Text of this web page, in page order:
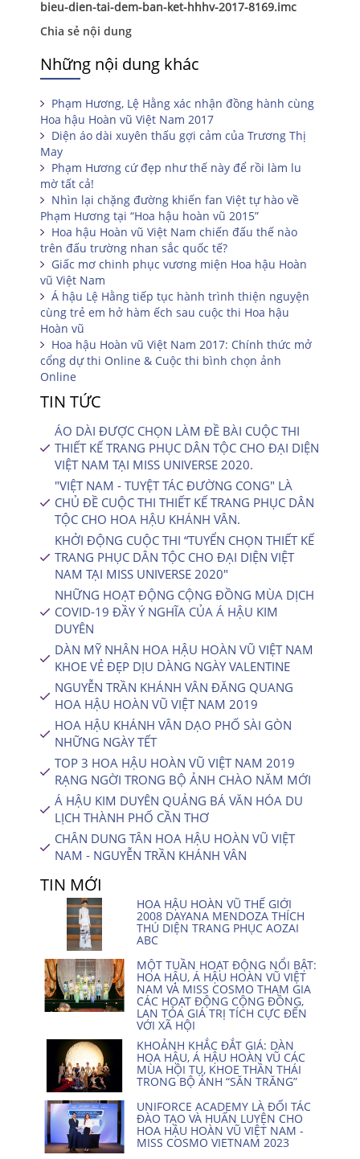
bieu-dien-tai-dem-ban-ket-hhhv-2017-8169.imc
Chia sẻ nội dung
Những nội dung khác
Phạm Hương, Lệ Hằng xác nhận đồng hành cùng
Hoa hậu Hoàn vũ Việt Nam 2017
Diện áo dài xuyên thấu gợi cảm của Trương Thị
May
Phạm Hương cứ đẹp như thế này để rồi làm lu
mờ tất cả!
Nhìn lại chặng đường khiến fan Việt tự hào về
Phạm Hương tại “Hoa hậu hoàn vũ 2015”
Hoa hậu Hoàn vũ Việt Nam chiến đấu thế nào
trên đấu trường nhan sắc quốc tế?
Giấc mơ chinh phục vương miện Hoa hậu Hoàn
vũ Việt Nam
Á hậu Lệ Hằng tiếp tục hành trình thiện nguyện
cùng trẻ em hở hàm ếch sau cuộc thi Hoa hậu
Hoàn vũ
Hoa hậu Hoàn vũ Việt Nam 2017: Chính thức mở
cổng dự thi Online & Cuộc thi bình chọn ảnh
Online
TIN TỨC
ÁO DÀI ĐƯỢC CHỌN LÀM ĐỀ BÀI CUỘC THI
THIẾT KẾ TRANG PHỤC DÂN TỘC CHO ĐẠI DIỆN
VIỆT NAM TẠI MISS UNIVERSE 2020.
"VIỆT NAM - TUYỆT TÁC ĐƯỜNG CONG" LÀ
CHỦ ĐỀ CUỘC THI THIẾT KẾ TRANG PHỤC DÂN
TỘC CHO HOA HẬU KHÁNH VÂN.
KHỞI ĐỘNG CUỘC THI “TUYỂN CHỌN THIẾT KẾ
TRANG PHỤC DÂN TỘC CHO ĐẠI DIỆN VIỆT
NAM TẠI MISS UNIVERSE 2020″
NHỮNG HOẠT ĐỘNG CỘNG ĐỒNG MÙA DỊCH
COVID-19 ĐẦY Ý NGHĨA CỦA Á HẬU KIM
DUYÊN
DÀN MỸ NHÂN HOA HẬU HOÀN VŨ VIỆT NAM
KHOE VẺ ĐẸP DỊU DÀNG NGÀY VALENTINE
NGUYỄN TRẦN KHÁNH VÂN ĐĂNG QUANG
HOA HẬU HOÀN VŨ VIỆT NAM 2019
HOA HẬU KHÁNH VÂN DẠO PHỐ SÀI GÒN
NHỮNG NGÀY TẾT
TOP 3 HOA HẬU HOÀN VŨ VIỆT NAM 2019
RẠNG NGỜI TRONG BỘ ẢNH CHÀO NĂM MỚI
Á HẬU KIM DUYÊN QUẢNG BÁ VĂN HÓA DU
LỊCH THÀNH PHỐ CẦN THƠ
CHÂN DUNG TÂN HOA HẬU HOÀN VŨ VIỆT
NAM - NGUYỄN TRẦN KHÁNH VÂN
TIN MỚI
HOA HẬU HOÀN VŨ THẾ GIỚI
2008 DAYANA MENDOZA THÍCH
THÚ DIỆN TRANG PHỤC AOZAI
ABC
MỘT TUẦN HOẠT ĐỘNG NỔI BẬT:
HOA HẬU, Á HẬU HOÀN VŨ VIỆT
NAM VÀ MISS COSMO THAM GIA
CÁC HOẠT ĐỘNG CỘNG ĐỒNG,
LAN TỎA GIÁ TRỊ TÍCH CỰC ĐẾN
VỚI XÃ HỘI
KHOẢNH KHẮC ĐẮT GIÁ: DÀN
HOA HẬU, Á HẬU HOÀN VŨ CÁC
MÙA HỘI TỤ, KHOE THẦN THÁI
TRONG BỘ ẢNH “SĂN TRĂNG”
UNIFORCE ACADEMY LÀ ĐỐI TÁC
ĐÀO TẠO VÀ HUẤN LUYỆN CHO
HOA HẬU HOÀN VŨ VIỆT NAM -
MISS COSMO VIETNAM 2023